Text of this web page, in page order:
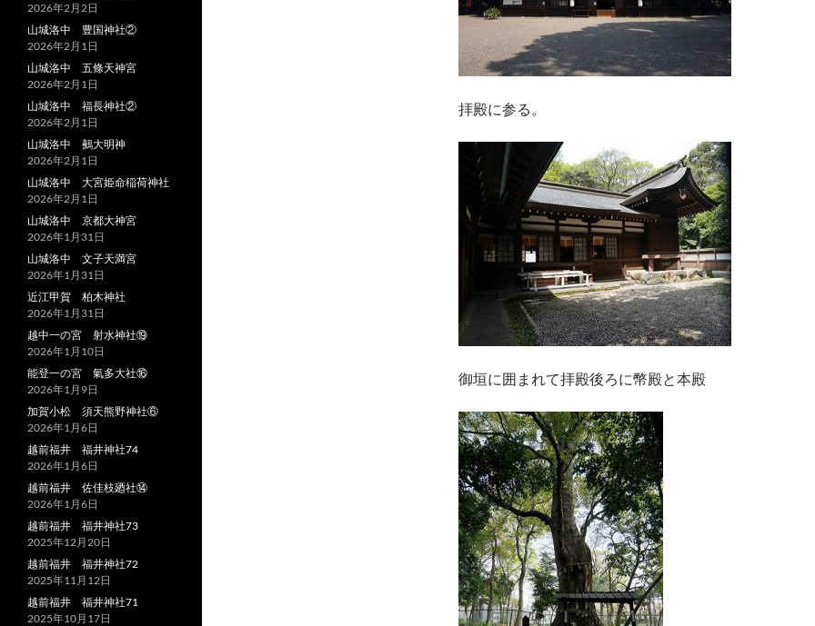
拝殿に参る。
御垣に囲まれて拝殿後ろに幣殿と本殿
2026年2月2日
山城洛中 豊国神社②
2026年2月1日
山城洛中 五條天神宮
2026年2月1日
山城洛中 福長神社②
2026年2月1日
山城洛中 鵺大明神
2026年2月1日
山城洛中 大宮姫命稲荷神社
2026年2月1日
山城洛中 京都大神宮
2026年1月31日
山城洛中 文子天満宮
2026年1月31日
近江甲賀 柏木神社
2026年1月31日
越中一の宮 射水神社⑲
2026年1月10日
能登一の宮 氣多大社⑯
2026年1月9日
加賀小松 須天熊野神社⑥
2026年1月6日
越前福井 福井神社74
2026年1月6日
越前福井 佐佳枝廼社⑭
2026年1月6日
越前福井 福井神社73
2025年12月20日
越前福井 福井神社72
2025年11月12日
越前福井 福井神社71
2025年10月17日